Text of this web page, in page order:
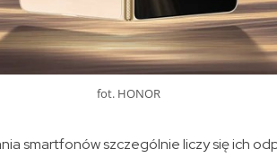
fot. HONOR
smartfonów szczególnie liczy się ich